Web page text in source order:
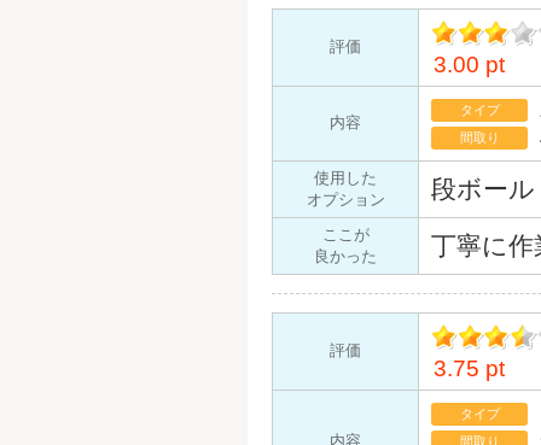
評価
イント
3.00 pt
内容
タイプ
間取り
使用した
オプション
段ボー
ここが
良かった
丁寧に
評価
イント
3.75 pt
内容
タイプ
間取り